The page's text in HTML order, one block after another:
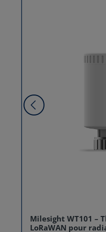
Milesight WT101 –
LoRaWAN pour